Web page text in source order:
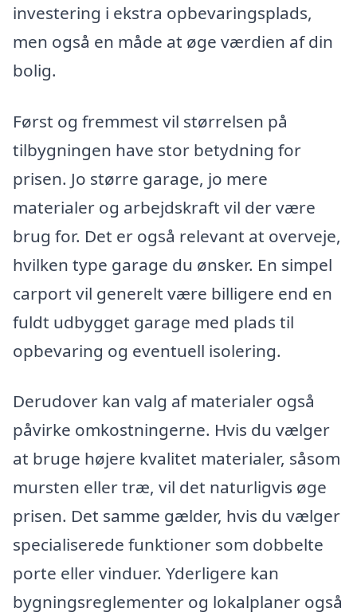
investering i ekstra opbevaringsplads,
men også en måde at øge værdien af din
bolig.
Først og fremmest vil størrelsen på
tilbygningen have stor betydning for
prisen. Jo større garage, jo mere
materialer og arbejdskraft vil der være
brug for. Det er også relevant at overveje,
hvilken type garage du ønsker. En simpel
carport vil generelt være billigere end en
fuldt udbygget garage med plads til
opbevaring og eventuell isolering.
Derudover kan valg af materialer også
påvirke omkostningerne. Hvis du vælger
at bruge højere kvalitet materialer, såsom
mursten eller træ, vil det naturligvis øge
prisen. Det samme gælder, hvis du vælger
specialiserede funktioner som dobbelte
porte eller vinduer. Yderligere kan
bygningsreglementer og lokalplaner også